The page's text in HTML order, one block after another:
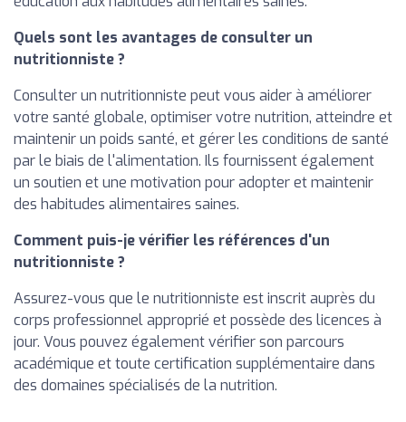
Quels sont les avantages de consulter un
nutritionniste ?
Consulter un nutritionniste peut vous aider à améliorer
votre santé globale, optimiser votre nutrition, atteindre et
maintenir un poids santé, et gérer les conditions de santé
par le biais de l'alimentation. Ils fournissent également
un soutien et une motivation pour adopter et maintenir
des habitudes alimentaires saines.
Comment puis-je vérifier les références d'un
nutritionniste ?
Assurez-vous que le nutritionniste est inscrit auprès du
corps professionnel approprié et possède des licences à
jour. Vous pouvez également vérifier son parcours
académique et toute certification supplémentaire dans
des domaines spécialisés de la nutrition.